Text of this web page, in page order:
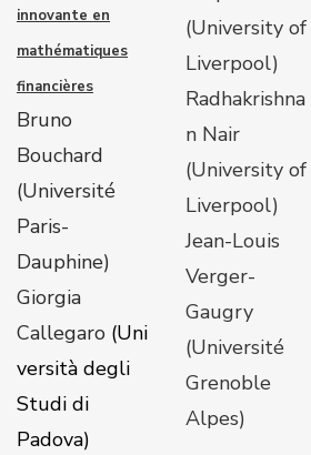
innovante en
mathématiques
financières
Bruno
Bouchard
(Université
Paris-
Dauphine)
Giorgia
Callegaro (Uni
versità degli
Studi di
Padova)
(University of
Liverpool)
Radhakrishna
n Nair
(University of
Liverpool)
Jean-Louis
Verger-
Gaugry
(Université
Grenoble
Alpes)